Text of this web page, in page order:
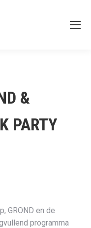
&
PARTY
GROND en de
programma